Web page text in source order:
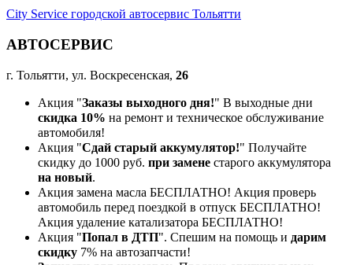
City Service городской автосервис Тольятти
АВТОСЕРВИС
г. Тольятти, ул. Воскресенская, 26
Акция "Заказы выходного дня!" В выходные дни
скидка 10% на ремонт и техническое обслуживание
автомобиля!
Акция "Сдай старый аккумулятор!" Получайте
скидку до 1000 руб. при замене старого аккумулятора
на новый.
Акция замена масла БЕСПЛАТНО! Акция проверь
автомобиль перед поездкой в отпуск БЕСПЛАТНО!
Акция удаление катализатора БЕСПЛАТНО!
Акция "Попал в ДТП". Спешим на помощь и дарим
скидку 7% на автозапчасти!